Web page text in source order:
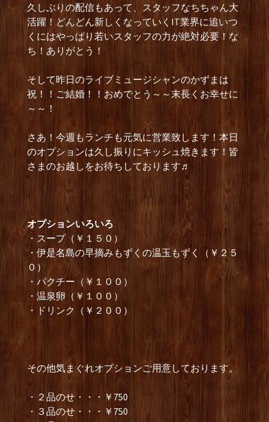
久しぶりの配信もあって、スタッフなちちゃん大
活躍！どんどん新しくなっていくIT業界に追いつ
くにはやっぱり若いスタッフの力が絶対必要！な
ち！ありがとう！
そして昨日のライブミュージシャンのかずまは
祝！！ご結婚！！おめでとう～～末長くお幸せに
～～！
さあ！今週もランチも元気に営業致します！本日
のオプションは久し振りにキッシュ焼きます！皆
さまのお越しをお待ちしております♬
オプションいろいろ
・スープ（￥１５０）
・伊是名島の早摘みもずくの温玉もずく（￥２５
０）
・パクチー（￥１００）
・温泉卵（￥１００）
・ドリンク（￥２００）
その他気まぐれオプションご用意しております。
・２品のせ・・・￥750
・３品のせ・・・￥750